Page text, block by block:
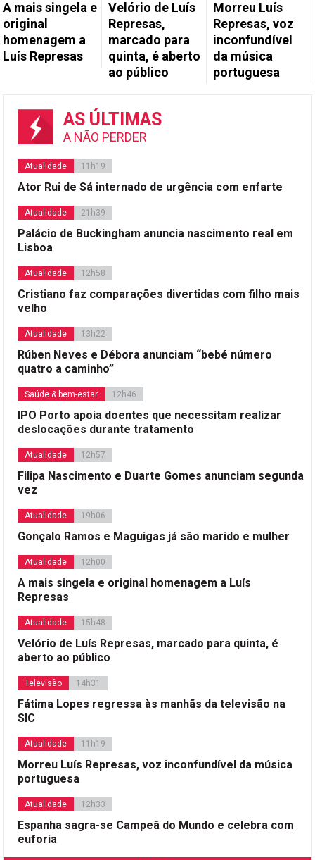
A mais singela e
original
homenagem a
Luís Represas
Velório de Luís
Represas,
marcado para
quinta, é aberto
ao público
Morreu Luís
Represas, voz
inconfundível
da música
portuguesa
AS ÚLTIMAS
A NÃO PERDER
Atualidade 11h19
Ator Rui de Sá internado de urgência com enfarte
Atualidade 21h39
Palácio de Buckingham anuncia nascimento real em
Lisboa
Atualidade 12h58
Cristiano faz comparações divertidas com filho mais
velho
Atualidade 13h22
Rúben Neves e Débora anunciam “bebé número
quatro a caminho”
Saúde & bem-estar 12h46
IPO Porto apoia doentes que necessitam realizar
deslocações durante tratamento
Atualidade 12h57
Filipa Nascimento e Duarte Gomes anunciam segunda
vez
Atualidade 19h06
Gonçalo Ramos e Maguigas já são marido e mulher
Atualidade 12h00
A mais singela e original homenagem a Luís
Represas
Atualidade 15h48
Velório de Luís Represas, marcado para quinta, é
aberto ao público
Televisão 14h31
Fátima Lopes regressa às manhãs da televisão na
SIC
Atualidade 11h19
Morreu Luís Represas, voz inconfundível da música
portuguesa
Atualidade 12h33
Espanha sagra-se Campeã do Mundo e celebra com
euforia